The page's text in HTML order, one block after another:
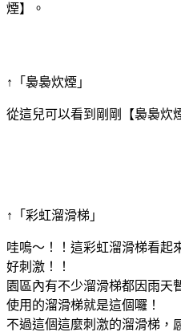
煙】。
↑「裊裊炊煙」
從這兒可以看到剛剛【裊裊炊
↑「彩虹溜滑梯」
哇嗚～！！這彩虹溜滑梯看起
好刺激！！
園區內有不少溜滑梯都因雨天
使用的溜滑梯就是這個囉！
不過這個這麼刺激的溜滑梯，